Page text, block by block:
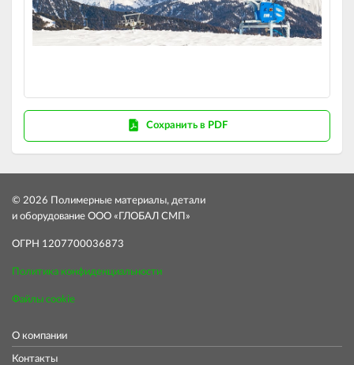
Сохранить в PDF
© 2026 Полимерные материалы, детали
и оборудование ООО «ГЛОБАЛ СМП»
ОГРН 1207700036873
Политика конфиденциальности
Файлы cookie
О компании
Контакты